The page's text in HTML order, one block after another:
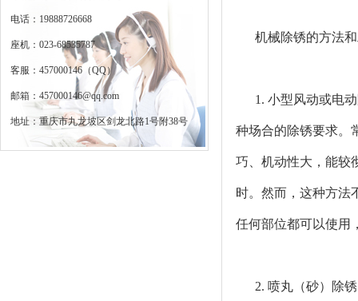
电话：19888726668
座机：023-68535787
客服：457000146（QQ）
邮箱：457000146@qq.com
地址：重庆市九龙坡区剑龙北路1号附38号
机械除锈的方法
1. 小型风动或电
种场合的除锈要求。
巧、机动性大，能较
时。然而，这种方法
任何部位都可以使用
2. 喷丸（砂）除